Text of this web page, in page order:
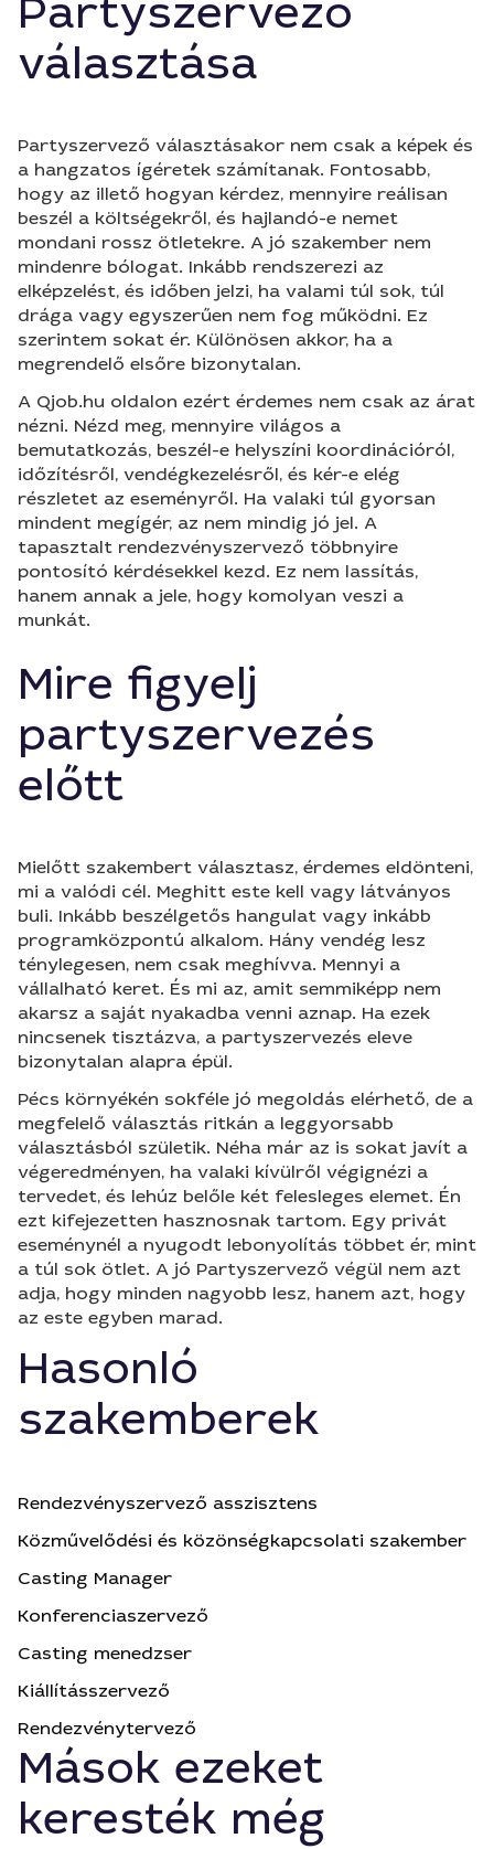
Partyszervező
választása
Partyszervező választásakor nem csak a képek és
a hangzatos ígéretek számítanak. Fontosabb,
hogy az illető hogyan kérdez, mennyire reálisan
beszél a költségekről, és hajlandó-e nemet
mondani rossz ötletekre. A jó szakember nem
mindenre bólogat. Inkább rendszerezi az
elképzelést, és időben jelzi, ha valami túl sok, túl
drága vagy egyszerűen nem fog működni. Ez
szerintem sokat ér. Különösen akkor, ha a
megrendelő elsőre bizonytalan.
A Qjob.hu oldalon ezért érdemes nem csak az árat
nézni. Nézd meg, mennyire világos a
bemutatkozás, beszél-e helyszíni koordinációról,
időzítésről, vendégkezelésről, és kér-e elég
részletet az eseményről. Ha valaki túl gyorsan
mindent megígér, az nem mindig jó jel. A
tapasztalt rendezvényszervező többnyire
pontosító kérdésekkel kezd. Ez nem lassítás,
hanem annak a jele, hogy komolyan veszi a
munkát.
Mire figyelj
partyszervezés
előtt
Mielőtt szakembert választasz, érdemes eldönteni,
mi a valódi cél. Meghitt este kell vagy látványos
buli. Inkább beszélgetős hangulat vagy inkább
programközpontú alkalom. Hány vendég lesz
ténylegesen, nem csak meghívva. Mennyi a
vállalható keret. És mi az, amit semmiképp nem
akarsz a saját nyakadba venni aznap. Ha ezek
nincsenek tisztázva, a partyszervezés eleve
bizonytalan alapra épül.
Pécs környékén sokféle jó megoldás elérhető, de a
megfelelő választás ritkán a leggyorsabb
választásból születik. Néha már az is sokat javít a
végeredményen, ha valaki kívülről végignézi a
tervedet, és lehúz belőle két felesleges elemet. Én
ezt kifejezetten hasznosnak tartom. Egy privát
eseménynél a nyugodt lebonyolítás többet ér, mint
a túl sok ötlet. A jó Partyszervező végül nem azt
adja, hogy minden nagyobb lesz, hanem azt, hogy
az este egyben marad.
Hasonló
szakemberek
Rendezvényszervező asszisztens
Közművelődési és közönségkapcsolati szakember
Casting Manager
Konferenciaszervező
Casting menedzser
Kiállításszervező
Rendezvénytervező
Mások ezeket
keresték még